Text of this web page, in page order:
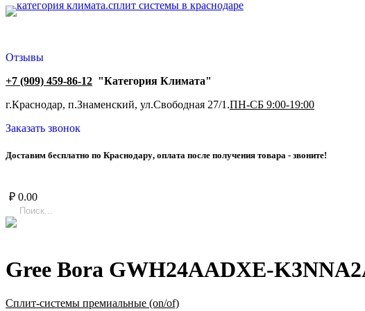
Отзывы
+7 (909) 459-86-12 "Категория Климата"
г.Краснодар, п.Знаменский, ул.Свободная 27/1.ПН-СБ 9:00-19:00
Заказать звонок
Доставим бесплатно по Краснодару, оплата после получения товара - звоните!
₽ 0.00
Gree Bora GWH24AADXE-
Сплит-системы премиальные (on/of)